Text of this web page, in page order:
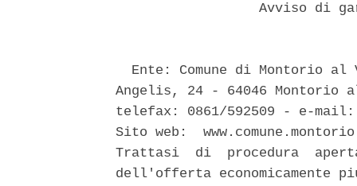
Avviso di
Ente: Comune di Montorio al
Angelis, 24 - 64046 Montorio
telefax: 0861/592509 - e-
Sito web:
Trattasi  di  procedura
dell'offerta